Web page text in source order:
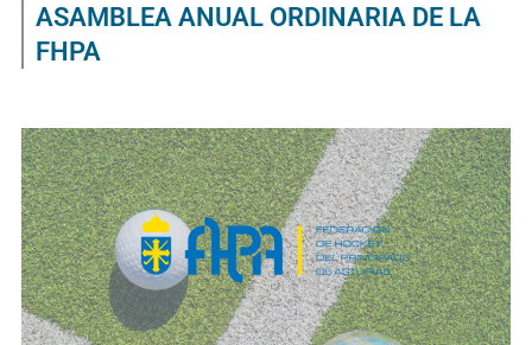
ASAMBLEA ANUAL ORDINARIA DE LA
FHPA